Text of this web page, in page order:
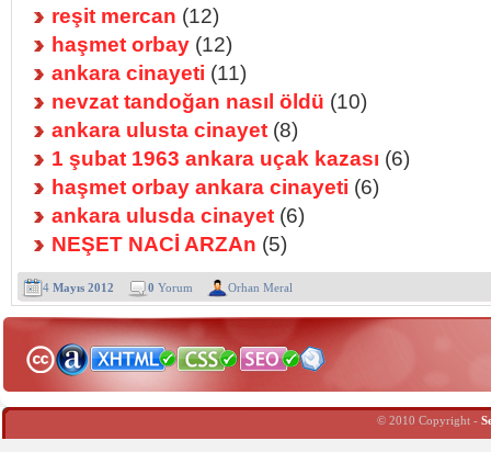
reşit mercan (12)
haşmet orbay (12)
ankara cinayeti (11)
nevzat tandoğan nasıl öldü (10)
ankara ulusta cinayet (8)
1 şubat 1963 ankara uçak kazası (6)
haşmet orbay ankara cinayeti (6)
ankara ulusda cinayet (6)
NEŞET NACİ ARZAn (5)
4 Mayıs 2012 0 Yorum Orhan Meral
© 2010 Copyright -